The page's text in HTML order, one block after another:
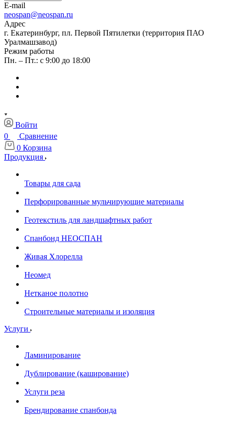
E-mail
neospan@neospan.ru
Адрес
г. Екатеринбург, пл. Первой Пятилетки (территория ПАО
Уралмашзавод)
Режим работы
Пн. – Пт.: с 9:00 до 18:00
Войти
0
Сравнение
0 Корзина
Продукция
Товары для сада
Перфорированные мульчирующие материалы
Геотекстиль для ландшафтных работ
Спанбонд НЕОСПАН
Живая Хлорелла
Нeомед
Нетканое полотно
Строительные материалы и изоляция
Услуги
Ламинирование
Дублирование (каширование)
Услуги реза
Брендирование спанбонда